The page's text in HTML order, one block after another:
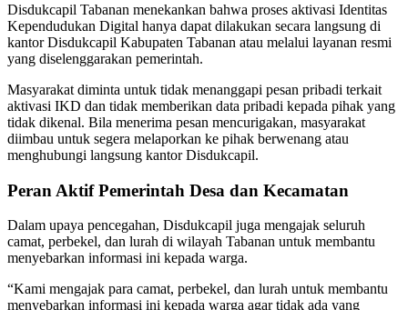
Disdukcapil Tabanan menekankan bahwa proses aktivasi Identitas
Kependudukan Digital hanya dapat dilakukan secara langsung di
kantor Disdukcapil Kabupaten Tabanan atau melalui layanan resmi
yang diselenggarakan pemerintah.
Masyarakat diminta untuk tidak menanggapi pesan pribadi terkait
aktivasi IKD dan tidak memberikan data pribadi kepada pihak yang
tidak dikenal. Bila menerima pesan mencurigakan, masyarakat
diimbau untuk segera melaporkan ke pihak berwenang atau
menghubungi langsung kantor Disdukcapil.
Peran Aktif Pemerintah Desa dan Kecamatan
Dalam upaya pencegahan, Disdukcapil juga mengajak seluruh
camat, perbekel, dan lurah di wilayah Tabanan untuk membantu
menyebarkan informasi ini kepada warga.
“Kami mengajak para camat, perbekel, dan lurah untuk membantu
menyebarkan informasi ini kepada warga agar tidak ada yang